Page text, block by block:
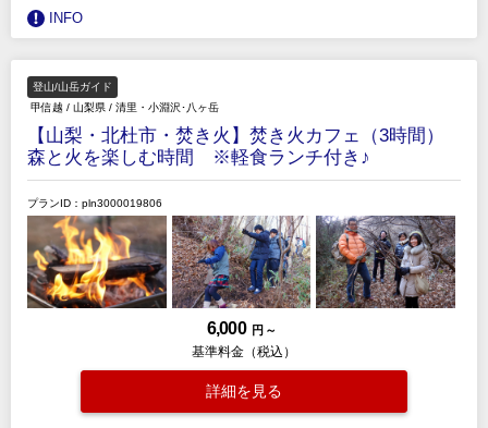
INFO
登山/山岳ガイド
甲信越 / 山梨県 / 清里・小淵沢･八ヶ岳
【山梨・北杜市・焚き火】焚き火カフェ（3時間）
森と火を楽しむ時間 ※軽食ランチ付き♪
プランID：pln3000019806
6,000 円 ～
基準料金（税込）
詳細を見る